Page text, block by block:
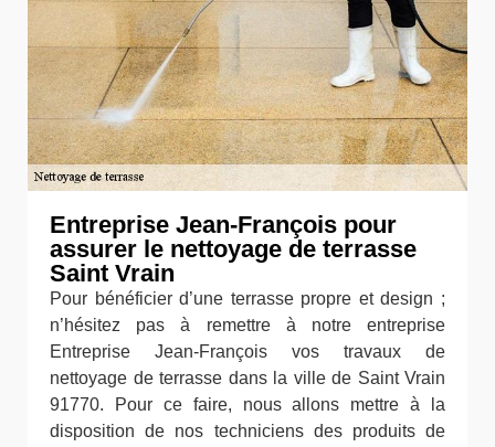
Entreprise Jean-François pour
assurer le nettoyage de terrasse
Saint Vrain
Pour bénéficier d’une terrasse propre et design ;
n’hésitez pas à remettre à notre entreprise
Entreprise Jean-François vos travaux de
nettoyage de terrasse dans la ville de Saint Vrain
91770. Pour ce faire, nous allons mettre à la
disposition de nos techniciens des produits de